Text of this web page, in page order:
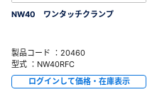
NW40 ワンタッチクランプ
製品コード ：20460
型式 ：NW40RFC
ログインして価格・在庫表示